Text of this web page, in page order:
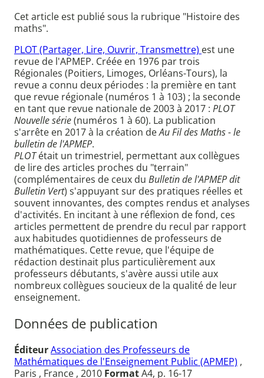
Cet article est publié sous la rubrique "Histoire des
maths".
PLOT (Partager, Lire, Ouvrir, Transmettre) est une
revue de l'APMEP. Créée en 1976 par trois
Régionales (Poitiers, Limoges, Orléans-Tours), la
revue a connu deux périodes : la première en tant
que revue régionale (numéros 1 à 103) ; la seconde
en tant que revue nationale de 2003 à 2017 : PLOT
Nouvelle série(numéros 1 à 60). La publication
s'arrête en 2017 à la création deAu Fil des Maths - le
bulletin de l'APMEP.
PLOTétait un trimestriel, permettant aux collègues
de lire des articles proches du "terrain"
(complémentaires de ceux du Bulletin de l'APMEP dit
Bulletin Vert) s'appuyant sur des pratiques réelles et
souvent innovantes, des comptes rendus et analyses
d'activités. En incitant à une réflexion de fond, ces
articles permettent de prendre du recul par rapport
aux habitudes quotidiennes de professeurs de
mathématiques. Cette revue, que l'équipe de
rédaction destinait plus particulièrement aux
professeurs débutants, s'avère aussi utile aux
nombreux collègues soucieux de la qualité de leur
enseignement.
Données de publication
ÉditeurAssociation des Professeurs de
Mathématiques de l'Enseignement Public (APMEP) ,
Paris , France , 2010 FormatA4, p. 16-17